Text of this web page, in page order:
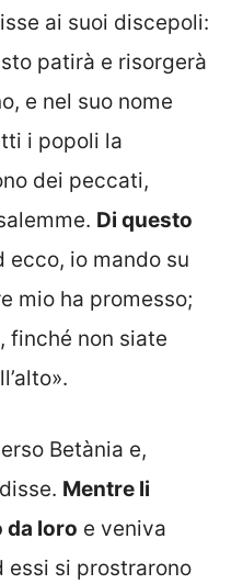
ai suoi discepoli:
patirà e risorgerà
e nel suo nome
i popoli la
dei peccati,
Di questo
ecco, io mando su
mio ha promesso;
finché non siate
Betània e,
Mentre li
da loro e veniva
essi si prostrarono